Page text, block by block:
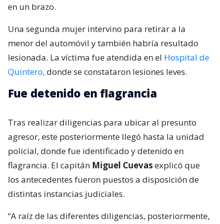
en un brazo.
Una segunda mujer intervino para retirar a la
menor del automóvil y también habría resultado
lesionada. La víctima fue atendida en el Hospital de
Quintero, donde se constataron lesiones leves.
Fue detenido en flagrancia
Tras realizar diligencias para ubicar al presunto
agresor, este posteriormente llegó hasta la unidad
policial, donde fue identificado y detenido en
flagrancia. El capitán Miguel Cuevasexplicó que
los antecedentes fueron puestos a disposición de
distintas instancias judiciales.
“A raíz de las diferentes diligencias, posteriormente,